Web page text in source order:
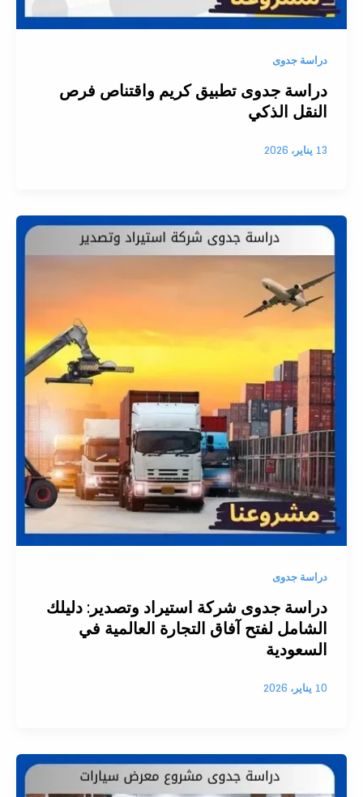
دراسة جدوى
دراسة جدوى تطبيق كريم واقتناص فرص
النقل الذكي
13 يناير، 2026
دراسة جدوى
دراسة جدوى شركة استيراد وتصدير: دليلك
الشامل لفتح آفاق التجارة العالمية في
السعودية
10 يناير، 2026